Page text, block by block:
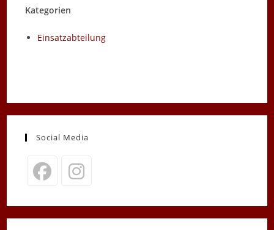
Kategorien
Einsatzabteilung
Social Media
in
in